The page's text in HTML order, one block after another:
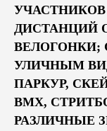
ДИСТАНЦИЙ
ВЕЛОГОНКИ;
УЛИЧНЫМ
ПАРКУР,
BMX,
РАЗЛИЧНЫЕ